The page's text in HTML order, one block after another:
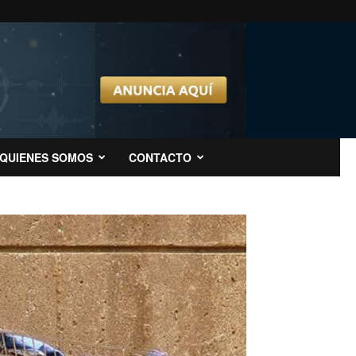
QUIENES SOMOS CONTACTO